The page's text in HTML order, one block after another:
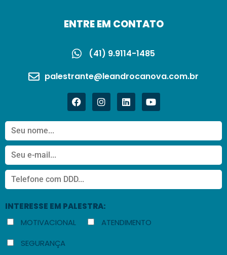
ENTRE EM CONTATO
(41) 9.9114-1485
palestrante@leandrocanova.com.br
INTERESSE EM PALESTRA:
MOTIVACIONAL
ATENDIMENTO
SEGURANÇA